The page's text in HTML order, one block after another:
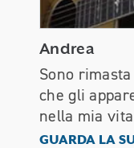
Andrea
Sono
che gli
nella mia
Andrea
GUARDA LA